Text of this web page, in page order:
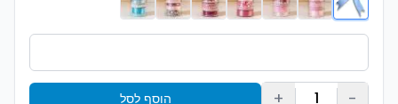
-
1
+ הוסף לסל